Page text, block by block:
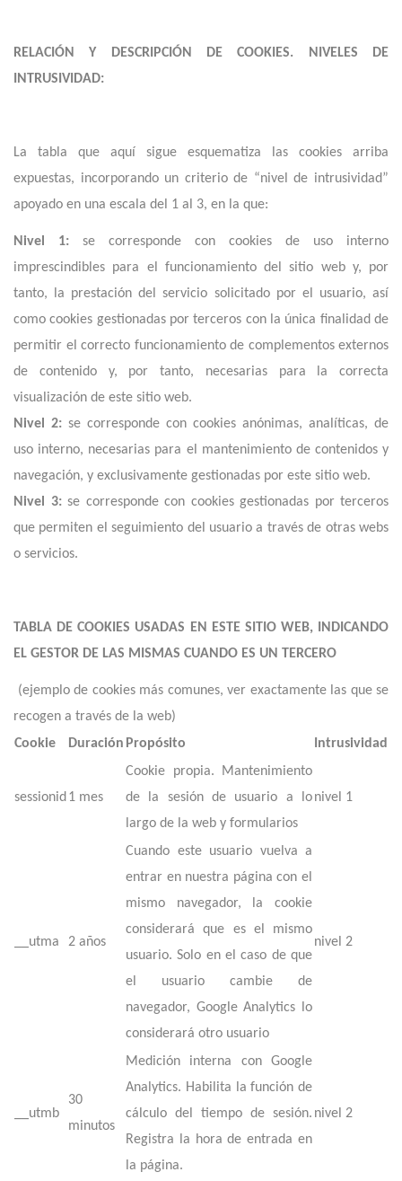
RELACIÓN Y DESCRIPCIÓN DE COOKIES. NIVELES DE
INTRUSIVIDAD:
La tabla que aquí sigue esquematiza las cookies arriba
expuestas, incorporando un criterio de “nivel de intrusividad”
apoyado en una escala del 1 al 3, en la que:
Nivel 1: se corresponde con cookies de uso interno
imprescindibles para el funcionamiento del sitio web y, por
tanto, la prestación del servicio solicitado por el usuario, así
como cookies gestionadas por terceros con la única finalidad de
permitir el correcto funcionamiento de complementos externos
de contenido y, por tanto, necesarias para la correcta
visualización de este sitio web.
Nivel 2: se corresponde con cookies anónimas, analíticas, de
uso interno, necesarias para el mantenimiento de contenidos y
navegación, y exclusivamente gestionadas por este sitio web.
Nivel 3:se corresponde con cookies gestionadas por terceros
que permiten el seguimiento del usuario a través de otras webs
o servicios.
TABLA DE COOKIES USADAS EN ESTE SITIO WEB, INDICANDO
EL GESTOR DE LAS MISMAS CUANDO ES UN TERCERO
(ejemplo de cookies más comunes, ver exactamente las que se
recogen a través de la web)
Cookie
Duración Propósito Intrusividad
sessionid 1 mes
Cookie propia. Mantenimiento
de la sesión de usuario a lo
largo de la web y formularios
nivel 1
__utma 2 años
Cuando este usuario vuelva a
entrar en nuestra página con el
mismo navegador, la cookie
considerará que es el mismo
usuario. Solo en el caso de que
el usuario cambie de
navegador, Google Analytics lo
considerará otro usuario
nivel 2
__utmb
30
minutos
Medición interna con Google
Analytics. Habilita la función de
cálculo del tiempo de sesión.
Registra la hora de entrada en
la página.
nivel 2